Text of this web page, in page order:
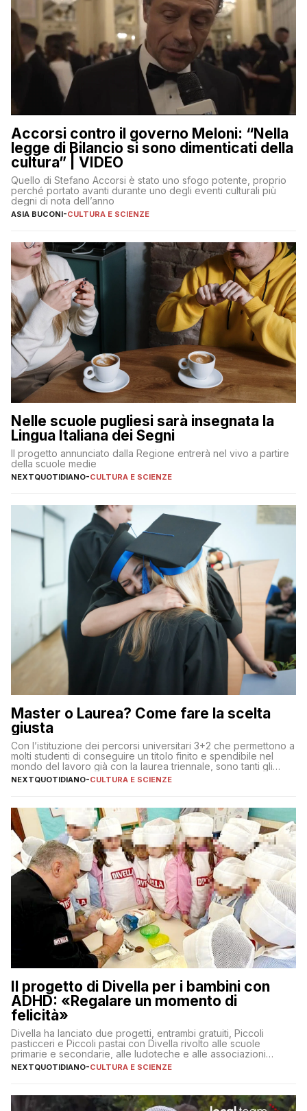
Accorsi contro il governo Meloni: “Nella
legge di Bilancio si sono dimenticati della
cultura” | VIDEO
Quello di Stefano Accorsi è stato uno sfogo potente, proprio
perché portato avanti durante uno degli eventi culturali più
degni di nota dell’anno
ASIA BUCONI-CULTURA E SCIENZE
Nelle scuole pugliesi sarà insegnata la
Lingua Italiana dei Segni
Il progetto annunciato dalla Regione entrerà nel vivo a partire
della scuole medie
NEXTQUOTIDIANO-CULTURA E SCIENZE
Master o Laurea? Come fare la scelta
giusta
Con l’istituzione dei percorsi universitari 3+2 che permettono a
molti studenti di conseguire un titolo finito e spendibile nel
mondo del lavoro già con la laurea triennale, sono tanti gli
interrogativi che si pongono gli studenti una volta raggiunto
l’obiettivo di primo livello
NEXTQUOTIDIANO-CULTURA E SCIENZE
Il progetto di Divella per i bambini con
ADHD: «Regalare un momento di
felicità»
Divella ha lanciato due progetti, entrambi gratuiti, Piccoli
pasticceri e Piccoli pastai con Divella rivolto alle scuole
primarie e secondarie, alle ludoteche e alle associazioni
pugliesi che si occupano di bambini con ADHD
NEXTQUOTIDIANO-CULTURA E SCIENZE